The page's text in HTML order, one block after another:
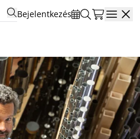
Bejelentkezés